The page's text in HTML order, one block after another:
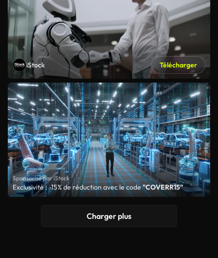
iStock Télécharger
Sponsorisé par iStock
Exclusivité : -15% de réduction avec le code"COVERR15"
Charger plus